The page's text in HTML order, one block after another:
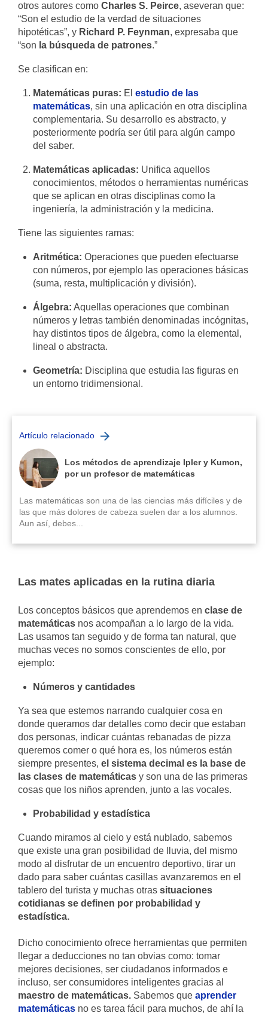
otros autores como Charles S. Peirce, aseveran que:
“Son el estudio de la verdad de situaciones
hipotéticas”, y Richard P. Feynman, expresaba que
“son la búsqueda de patrones.”
Se clasifican en:
Matemáticas puras: Elestudio de las
matemáticas, sin una aplicación en otra disciplina
complementaria. Su desarrollo es abstracto, y
posteriormente podría ser útil para algún campo
del saber.
Matemáticas aplicadas: Unifica aquellos
conocimientos, métodos o herramientas numéricas
que se aplican en otras disciplinas como la
ingeniería, la administración y la medicina.
Tiene las siguientes ramas:
Aritmética: Operaciones que pueden efectuarse
con números, por ejemplo las operaciones básicas
(suma, resta, multiplicación y división).
Álgebra: Aquellas operaciones que combinan
números y letras también denominadas incógnitas,
hay distintos tipos de álgebra, como la elemental,
lineal o abstracta.
Geometría: Disciplina que estudia las figuras en
un entorno tridimensional.
Artículo relacionado
Los métodos de aprendizaje Ipler y Kumon,
por un profesor de matemáticas
Las matemáticas son una de las ciencias más difíciles y de
las que más dolores de cabeza suelen dar a los alumnos.
Aun así, debes...
Las mates aplicadas en la rutina diaria
Los conceptos básicos que aprendemos en clase de
matemáticas nos acompañan a lo largo de la vida.
Las usamos tan seguido y de forma tan natural, que
muchas veces no somos conscientes de ello, por
ejemplo:
Números y cantidades
Ya sea que estemos narrando cualquier cosa en
donde queramos dar detalles como decir que estaban
dos personas, indicar cuántas rebanadas de pizza
queremos comer o qué hora es, los números están
siempre presentes, el sistema decimal es la base de
las clases de matemáticas y son una de las primeras
cosas que los niños aprenden, junto a las vocales.
Probabilidad y estadística
Cuando miramos al cielo y está nublado, sabemos
que existe una gran posibilidad de lluvia, del mismo
modo al disfrutar de un encuentro deportivo, tirar un
dado para saber cuántas casillas avanzaremos en el
tablero del turista y muchas otras situaciones
cotidianas se definen por probabilidad y
estadística.
Dicho conocimiento ofrece herramientas que permiten
llegar a deducciones no tan obvias como: tomar
mejores decisiones, ser ciudadanos informados e
incluso, ser consumidores inteligentes gracias al
maestro de matemáticas. Sabemos que aprender
matemáticas no es tarea fácil para muchos, de ahí la